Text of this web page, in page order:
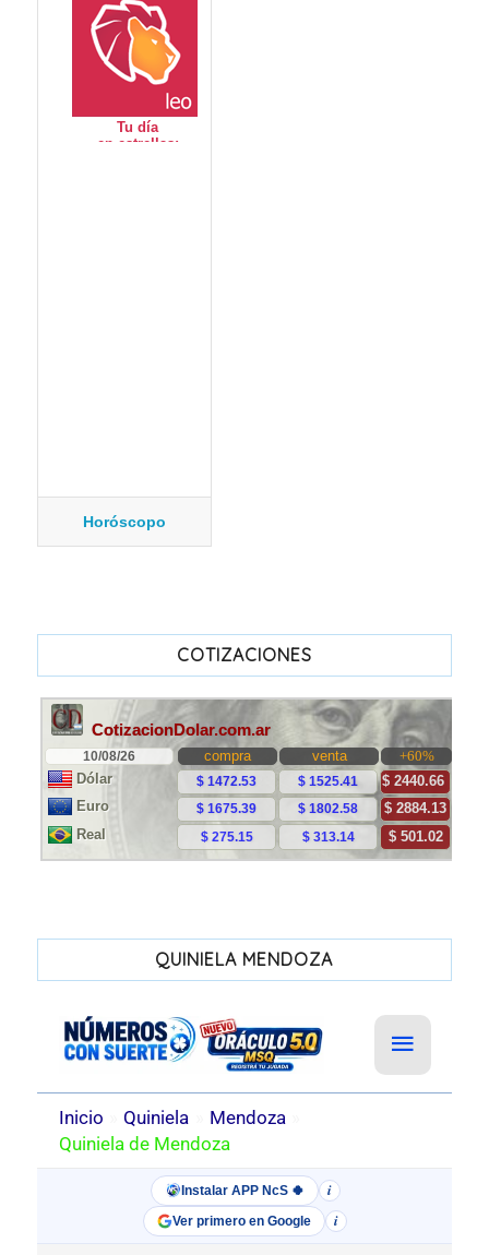
Horóscopo
COTIZACIONES
QUINIELA MENDOZA